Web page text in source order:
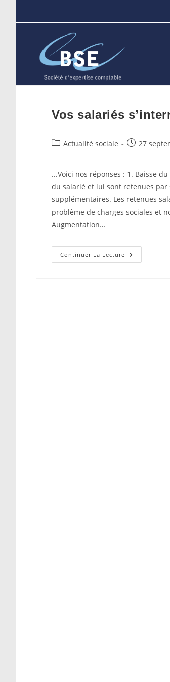
Vos salariés
PostActualité sociale
Post27
...Voici nos réponses : 1. Baisse
du salarié et lui sont retenues
supplémentaires. Les retenues
problème de charges sociales et
Augmentation…
Continuer La Lecture Vos
Salariés